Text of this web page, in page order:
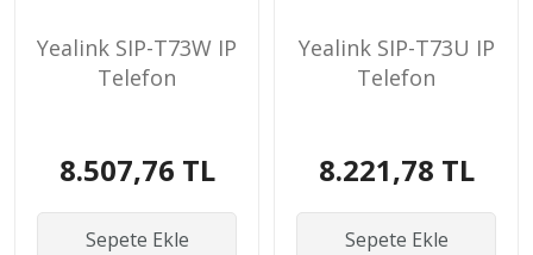
Yealink SIP-T73W IP
Telefon
8.507,76 TL
Sepete Ekle
Yealink SIP-T73U IP
Telefon
8.221,78 TL
Sepete Ekle